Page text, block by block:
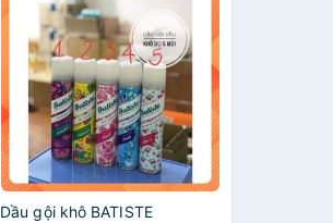
Dầu gội khô BATISTE